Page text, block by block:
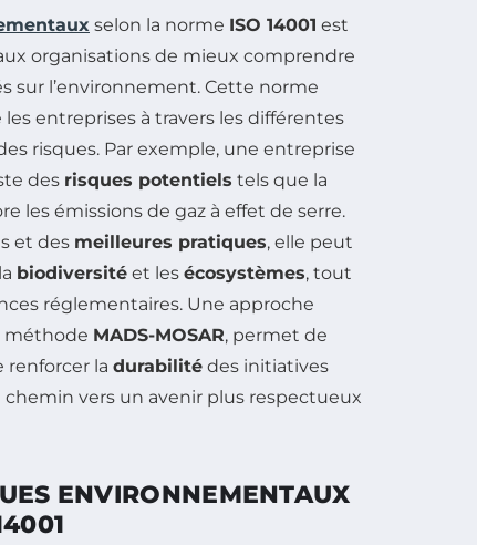
selon la norme ISO 14001 est
organisations de mieux comprendre
sur l’environnement. Cette norme
entreprises à travers les différentes
risques. Par exemple, une entreprise
des risques potentiels tels que la
les émissions de gaz à effet de serre.
et des meilleures pratiques, elle peut
biodiversité et les écosystèmes, tout
réglementaires. Une approche
méthode MADS-MOSAR, permet de
renforcer la durabilité des initiatives
vers un avenir plus respectueux
ENVIRONNEMENTAUX